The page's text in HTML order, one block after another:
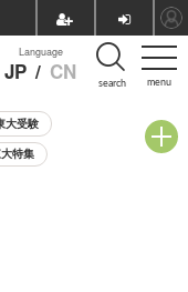
menu
Language
JP / CN search
大受験
特集